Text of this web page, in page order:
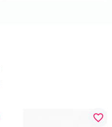
favorite_border